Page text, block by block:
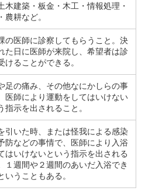
木建築・板金・木工・情報処理・
農耕など。
の医師に診察してもらうこと。決
た日に医師が来院し、希望者は診
けることができる。
足の痛み、その他なにかしらの事
医師により運動をしてはいけない
指示を出されること。
引いた時、または怪我による感染
防などの事情で、医師により入浴
はいけないという指示を出される
１週間や２週間のあいだ入浴でき
いうこともある。